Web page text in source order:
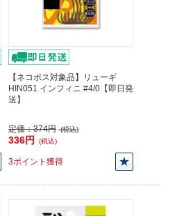
【ネコポス対象品】リューギ
HIN051 インフィニ #4/0【即日発
送】
定価：374円 (税込)
336円 (税込)
3ポイント獲得